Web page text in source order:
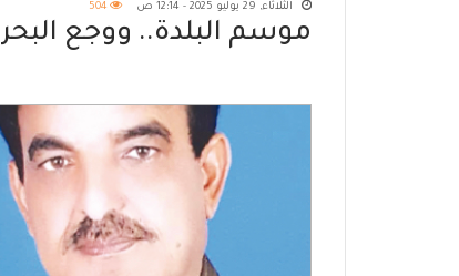
الثلاثاء, 29 يوليو 2025 - 12:14 ص 504
موسم البلدة.. ووجع البحر